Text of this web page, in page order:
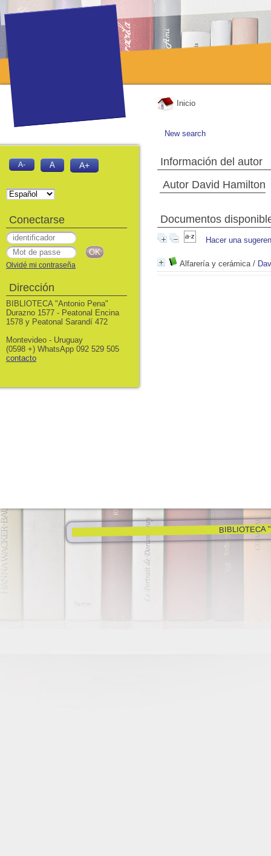
Inicio
New search
Información del autor
Autor David Hamilton
Documentos
Hacer una
Alfarería y cerámica/
BIBLIOTECA
A- A A+
Conectarse
Olvidé mi contraseña
Dirección
BIBLIOTECA "Antonio Pena"
Durazno 1577 - Peatonal Encina
1578 y Peatonal Sarandí 472
Montevideo - Uruguay
(0598 +) WhatsApp 092 529 505
contacto